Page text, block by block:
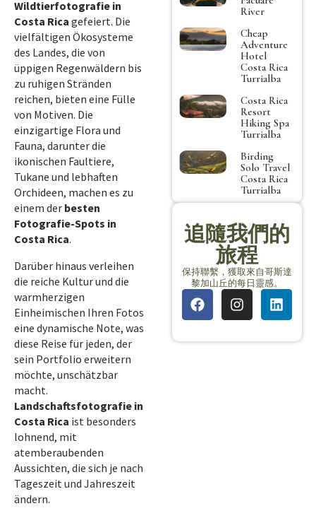
Wildtierfotografie in
Costa Rica gefeiert. Die
vielfältigen Ökosysteme
des Landes, die von
üppigen Regenwäldern bis
zu ruhigen Stränden
reichen, bieten eine Fülle
von Motiven. Die
einzigartige Flora und
Fauna, darunter die
ikonischen Faultiere,
Tukane und lebhaften
Orchideen, machen es zu
einem der besten
Fotografie-Spots in
Costa Rica.
Darüber hinaus verleihen
die reiche Kultur und die
warmherzigen
Einheimischen Ihren Fotos
eine dynamische Note, was
diese Reise für jeden, der
sein Portfolio erweitern
möchte, unschätzbar
macht.
Landschaftsfotografie in
Costa Rica ist besonders
lohnend, mit
atemberaubenden
Aussichten, die sich je nach
Tageszeit und Jahreszeit
ändern.
River
Cheap
Adventure
Hotel
Costa Rica
Turrialba
Costa Rica
Resort
Hiking Spa
Turrialba
Birding
Solo Travel
Costa Rica
Turrialba
追隨我們的
旅程
保持聯繫，獲取來自哥斯達
黎加山丘的每日靈感。